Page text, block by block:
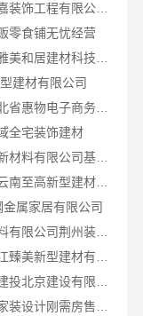
新昌优秀居家装修，浙江宜美嘉装饰工程有限公司匠心打造
零食铺无忧经营
建材有限公司
推荐母婴用品厂家优缺点，湖北省惠物电子商务有限公司分析
全宅装饰建材
畅销房子整装案例，浙江乐享新材料有限公司基础工程上门服务
昆明全包装修设计全包价格，云南至高新型建材有限公司透明报价
属家居有限公司
湖北百年米莱空间美学装饰材料有限公司荆州装修公司婚房装修方案